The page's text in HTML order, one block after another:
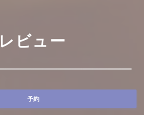
レビュー
予約